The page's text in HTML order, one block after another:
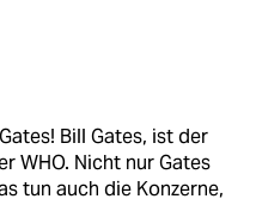
Bill Gates, ist der
WHO. Nicht nur Gates
tun auch die Konzerne,